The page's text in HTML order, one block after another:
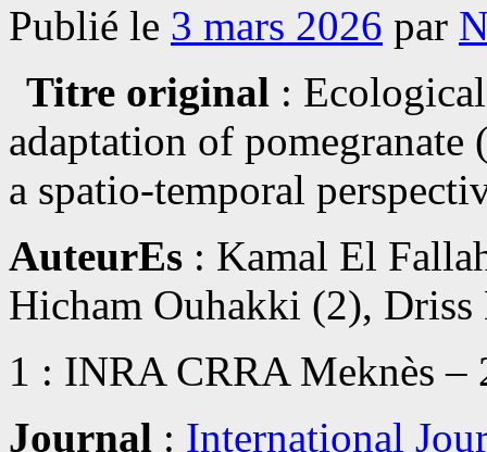
Publié le 3 mars 2026 par
Titre original :
adaptation of
a spatio-temporal
AuteurEs : Kamal El
Hicham Ouhakki (2),
1 : INRA CRRA Meknès –
Journal : International